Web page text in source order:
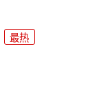
最热